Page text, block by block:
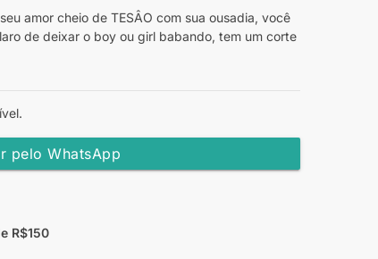
amor cheio de TESÂO com sua ousadia, você
de deixar o boy ou girl babando, tem um corte
pelo WhatsApp
R$150